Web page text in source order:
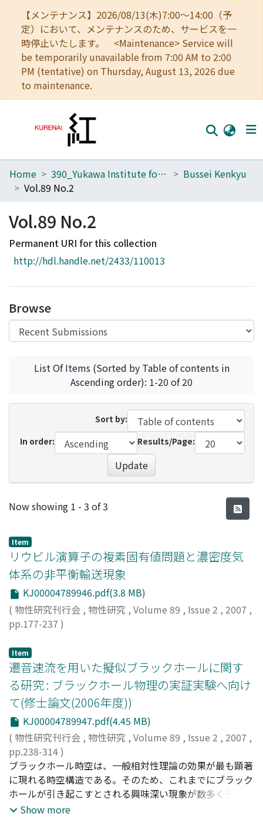
【メンテナンス】2026/08/13(木)7:00～14:00（予
定）において、メンテナンスのため、サービスを一
時停止いたします。 <Maintenance> Service will
be temporarily unavailable from 7:00 AM to 2:00
PM (tentative) on Thursday, August 13, 2026 due
to maintenance.
Home
Browse
Download Ranking
Access Statistics
Home 390_Yukawa Institute for Theoretical Physics
Bussei Kenkyu
Vol.89 No.2
Vol.89 No.2
Permanent URI for this collection
http://hdl.handle.net/2433/110013
Browse
List Of Items (Sorted by Table of contents in
Ascending order): 1-20 of 20
Sort by:
In order:
Results/Page:
Update
Recent Submissions
Now showing 1 - 3 of 3
Item
リウビル演算子の複素固有値問題と濃密度気
体系の非平衡輸送現象
KJ00004789946.pdf(3.8 MB)
( 物性研究刊行会 , 物性研究 , Volume 89 , Issue 2 , 2007 ,
pp.177-237 )
Item
遷音速流を用いた擬似ブラックホールに関す
る研究 : ブラックホール物理の実証実験へ向け
て(修士論文(2006年度))
KJ00004789947.pdf(4.45 MB)
( 物性研究刊行会 , 物性研究 , Volume 89 , Issue 2 , 2007 ,
pp.238-314)
奥住, 聡;Okuzumi, Satoshi;オクズミ, サトシ
ブラックホール時空は、一般相対性理論の効果が最も顕著
に現れる時空構造である。そのため、これまでにブラック
ホールが引き起こすとされる興味深い現象が数多く予言さ
れてきた。しかしながら、これらの現象の多くは観測から
Show more